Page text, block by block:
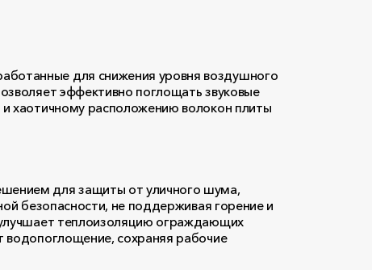
для снижения уровня воздушного
эффективно поглощать звуковые
хаотичному расположению волокон плиты
для защиты от уличного шума,
безопасности, не поддерживая горение и
теплоизоляцию ограждающих
водопоглощение, сохраняя рабочие